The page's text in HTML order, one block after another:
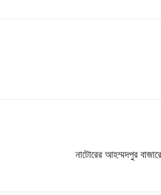
নাটোরের আহম্মদপুর